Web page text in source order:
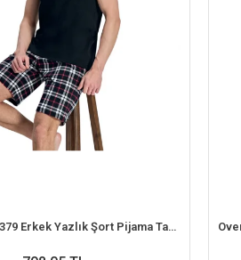
Over Sleep 3379 Erkek Yazlık Şort Pijama Takım (M-L-XL-2XL)